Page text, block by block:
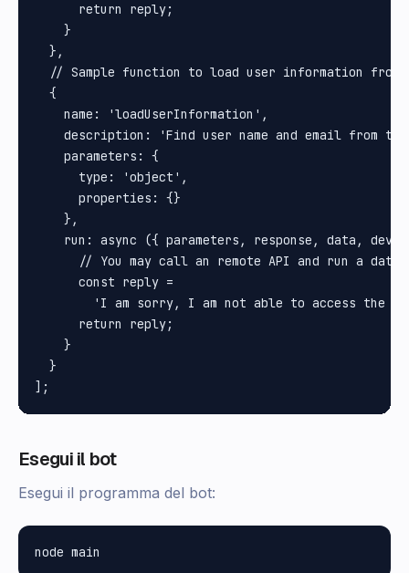
      return reply;
    }
  },
// Sample function to load user information from
  {
    name: 'loadUserInformation',
description: 'Find user name and email from
    parameters: {
      type: 'object',
      properties: {}
    },
run: async ({ parameters, response, data,
// You may call an remote API and run a
      const reply =
'I am sorry, I am not able to access the
      return reply;
    }
  }
Esegui il bot
Esegui il programma del bot: